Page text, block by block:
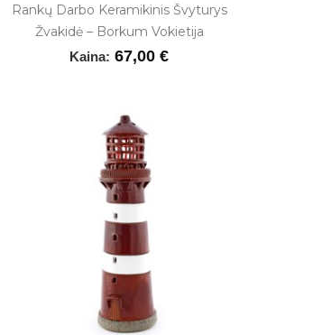
Rankų Darbo Keramikinis Švyturys
Žvakidė – Borkum Vokietija
Kaina: 67,00 €